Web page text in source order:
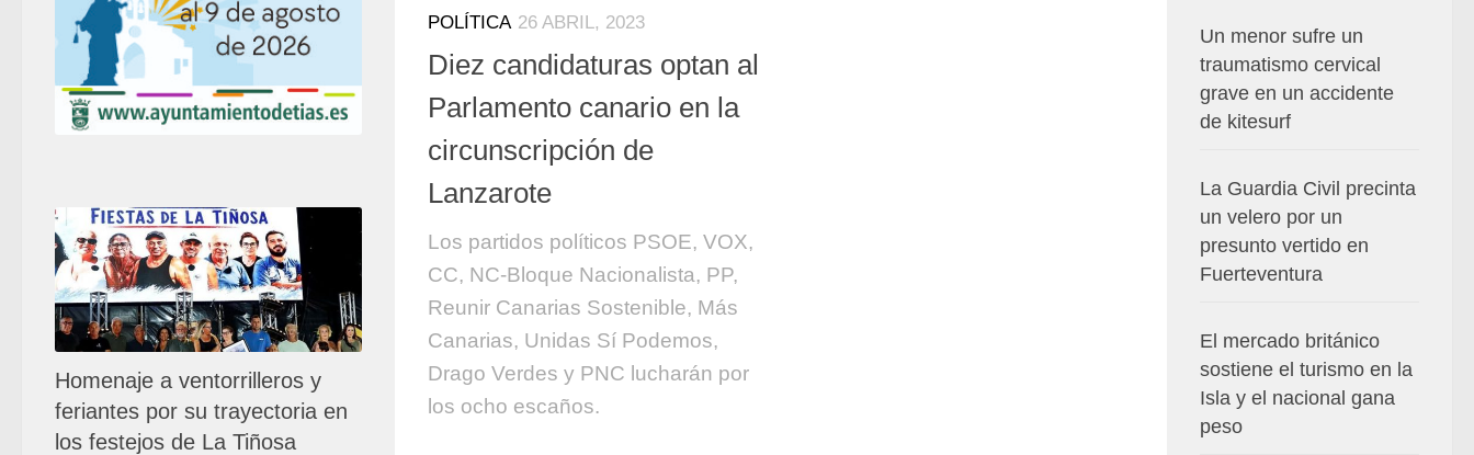
POLÍTICA 26 ABRIL, 2023
Diez candidaturas optan al
Parlamento canario en la
circunscripción de
Lanzarote
Los partidos políticos PSOE, VOX,
CC, NC-Bloque Nacionalista, PP,
Reunir Canarias Sostenible, Más
Canarias, Unidas Sí Podemos,
Drago Verdes y PNC lucharán por
los ocho escaños.
Homenaje a ventorrilleros y
feriantes por su trayectoria en
los festejos de La Tiñosa
Un menor sufre un
traumatismo cervical
grave en un accidente
de kitesurf
La Guardia Civil precinta
un velero por un
presunto vertido en
Fuerteventura
El mercado británico
sostiene el turismo en la
Isla y el nacional gana
peso